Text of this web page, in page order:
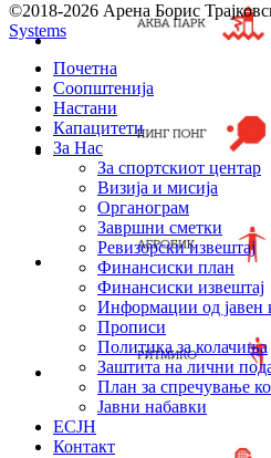
©2018-2026 Арена Борис
Systems
Почетна
Соопштенија
Настани
Капацитети
За Нас
За спортскиот центар
Визија и мисија
Органограм
Завршни сметки
Ревизорски извештај
Финансиски план
Финансиски извештај
Информации од јавен
Прописи
Политика за колачиња
Заштита на лични
План за спречување
Јавни набавки
ЕСЈН
Контакт